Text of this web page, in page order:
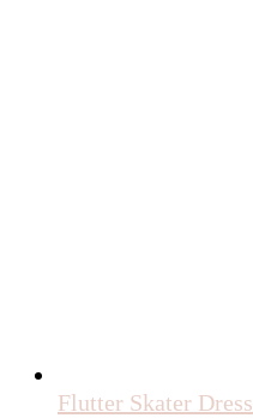
Flutter Skater Dress